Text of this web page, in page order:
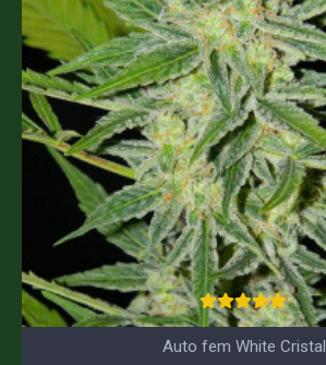
Auto fem White Cristal